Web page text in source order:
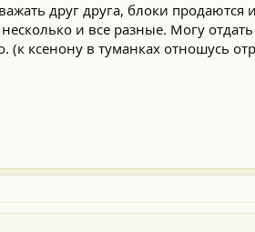
друг друга, блоки продаются
и все разные. Могу отдать
(к ксенону в туманках отношусь